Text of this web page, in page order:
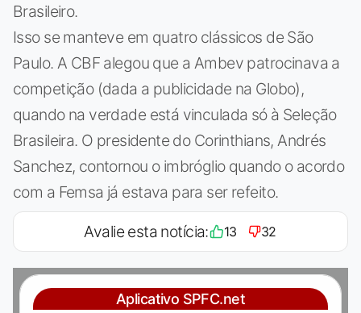
Brasileiro.
Isso se manteve em quatro clássicos de São
Paulo. A CBF alegou que a Ambev patrocinava a
competição (dada a publicidade na Globo),
quando na verdade está vinculada só à Seleção
Brasileira. O presidente do Corinthians, Andrés
Sanchez, contornou o imbróglio quando o acordo
com a Femsa já estava para ser refeito.
Avalie esta notícia: 13 32
Aplicativo SPFC.net